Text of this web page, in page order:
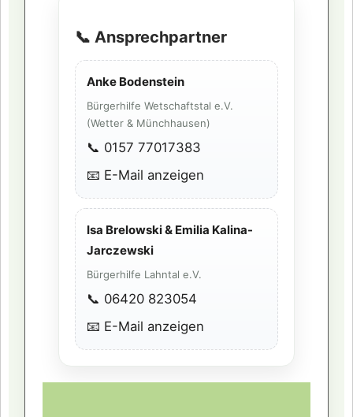
📞 Ansprechpartner
Anke Bodenstein
Bürgerhilfe Wetschaftstal e.V.
(Wetter & Münchhausen)
📞 0157 77017383
📧 E-Mail anzeigen
Isa Brelowski & Emilia Kalina-
Jarczewski
Bürgerhilfe Lahntal e.V.
📞 06420 823054
📧 E-Mail anzeigen